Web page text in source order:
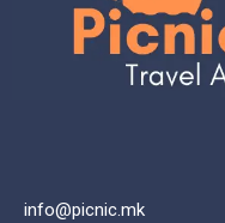
info@picnic.mk